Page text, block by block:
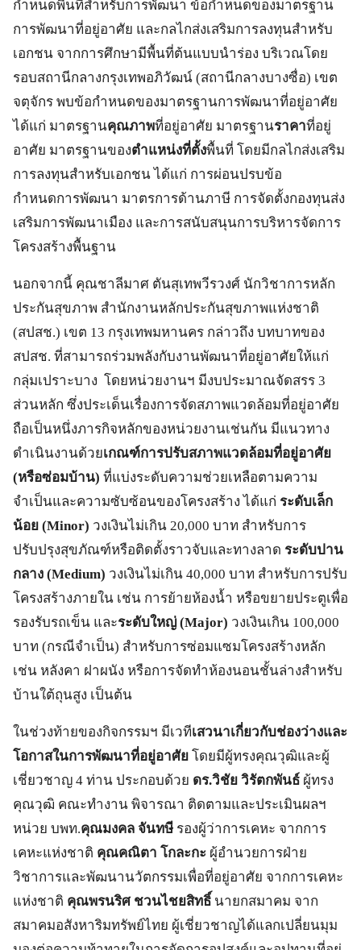
กำหนดพื้นที่สำหรับการพัฒนา ข้อกำหนดของมาตรฐาน
การพัฒนาที่อยู่อาศัย และกลไกส่งเสริมการลงทุนสำหรับ
เอกชน จากการศึกษามีพื้นที่ต้นแบบนำร่อง บริเวณโดย
รอบสถานีกลางกรุงเทพอภิวัฒน์ (สถานีกลางบางซื่อ) เขต
จตุจักร พบข้อกำหนดของมาตรฐานการพัฒนาที่อยู่อาศัย
ได้แก่ มาตรฐานคุณภาพที่อยู่อาศัย มาตรฐานราคาที่อยู่
อาศัย มาตรฐานของตำแหน่งที่ตั้งพื้นที่ โดยมีกลไกส่งเสริม
การลงทุนสำหรับเอกชน ได้แก่ การผ่อนปรบข้อ
กำหนดการพัฒนา มาตรการด้านภาษี การจัดตั้งกองทุนส่ง
เสริมการพัฒนาเมือง และการสนับสนุนการบริหารจัดการ
โครงสร้างพื้นฐาน
นอกจากนี้ คุณชาลีมาศ ตันสุเทพวีรวงศ์ นักวิชาการหลัก
ประกันสุขภาพ สำนักงานหลักประกันสุขภาพแห่งชาติ
(สปสช.) เขต 13 กรุงเทพมหานคร กล่าวถึง บทบาทของ
สปสช. ที่สามารถร่วมพลังกับงานพัฒนาที่อยู่อาศัยให้แก่
กลุ่มเปราะบาง โดยหน่วยงานฯ มีงบประมาณจัดสรร 3
ส่วนหลัก ซึ่งประเด็นเรื่องการจัดสภาพแวดล้อมที่อยู่อาศัย
ถือเป็นหนึ่งภารกิจหลักของหน่วยงานเช่นกัน มีแนวทาง
ดำเนินงานด้วยเกณฑ์การปรับสภาพแวดล้อมที่อยู่อาศัย
(หรือซ่อมบ้าน) ที่แบ่งระดับความช่วยเหลือตามความ
จำเป็นและความซับซ้อนของโครงสร้าง ได้แก่ ระดับเล็ก
น้อย (Minor) วงเงินไม่เกิน 20,000 บาท สำหรับการ
ปรับปรุงสุขภัณฑ์หรือติดตั้งราวจับและทางลาด ระดับปาน
กลาง (Medium) วงเงินไม่เกิน 40,000 บาท สำหรับการปรับ
โครงสร้างภายใน เช่น การย้ายห้องน้ำ หรือขยายประตูเพื่อ
รองรับรถเข็น และระดับใหญ่ (Major) วงเงินเกิน 100,000
บาท (กรณีจำเป็น) สำหรับการซ่อมแซมโครงสร้างหลัก
เช่น หลังคา ฝาผนัง หรือการจัดทำห้องนอนชั้นล่างสำหรับ
บ้านใต้ถุนสูง เป็นต้น
ในช่วงท้ายของกิจกรรมฯ มีเวทีเสวนาเกี่ยวกับช่องว่างและ
โอกาสในการพัฒนาที่อยู่อาศัย โดยมีผู้ทรงคุณวุฒิและผู้
เชี่ยวชาญ 4 ท่าน ประกอบด้วย ดร.วิชัย วิรัตกพันธ์ ผู้ทรง
คุณวุฒิ คณะทำงาน พิจารณา ติดตามและประเมินผลฯ
หน่วย บพท.คุณมงคล จันทษี รองผู้ว่าการเคหะ จากการ
เคหะแห่งชาติ คุณคณิตา โกละกะ ผู้อำนวยการฝ่าย
วิชาการและพัฒนานวัตกรรมเพื่อที่อยู่อาศัย จากการเคหะ
แห่งชาติ คุณพรนริศ ชวนไชยสิทธิ์ นายกสมาคม จาก
สมาคมอสังหาริมทรัพย์ไทย ผู้เชี่ยวชาญได้แลกเปลี่ยนมุม